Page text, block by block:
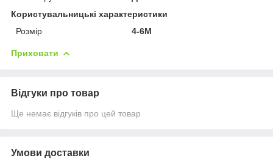
Користувальницькі характеристики
Розмір
4-6M
Приховати
Відгуки про товар
Ще немає відгуків про цей товар
Умови доставки